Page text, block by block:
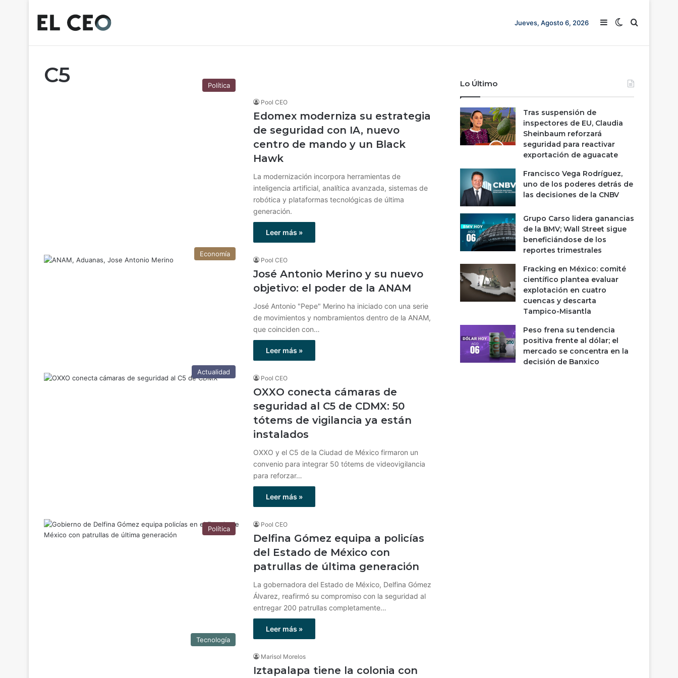
Jueves, Agosto 6, 2026 Barra lateral
Switch skin
Buscar
C5 Política
Pool CEO
Edomex moderniza su estrategia
de seguridad con IA, nuevo
centro de mando y un Black
Hawk
La modernización incorpora herramientas de
inteligencia artificial, analítica avanzada, sistemas de
robótica y plataformas tecnológicas de última
generación.
Leer más »
Economía
Pool CEO
​​José Antonio Merino y su nuevo
objetivo: el poder de la ANAM
José Antonio "Pepe" Merino ha iniciado con una serie
de movimientos y nombramientos dentro de la ANAM,
que coinciden con…
Leer más »
Actualidad
Pool CEO
OXXO conecta cámaras de
seguridad al C5 de CDMX: 50
tótems de vigilancia ya están
instalados
OXXO y el C5 de la Ciudad de México firmaron un
convenio para integrar 50 tótems de videovigilancia
para reforzar…
Leer más »
Política
Pool CEO
Delfina Gómez equipa a policías
del Estado de México con
patrullas de última generación
La gobernadora del Estado de México, Delfina Gómez
Álvarez, reafirmó su compromiso con la seguridad al
entregar 200 patrullas completamente…
Leer más »
Tecnología
Marisol Morelos
Iztapalapa tiene la colonia con
Lo Último
Tras suspensión de
inspectores de EU, Claudia
Sheinbaum reforzará
seguridad para reactivar
exportación de aguacate
Francisco Vega Rodríguez,
uno de los poderes detrás de
las decisiones de la CNBV
Grupo Carso lidera ganancias
de la BMV; Wall Street sigue
beneficiándose de los
reportes trimestrales
Fracking en México: comité
científico plantea evaluar
explotación en cuatro
cuencas y descarta
Tampico-Misantla
Peso frena su tendencia
positiva frente al dólar; el
mercado se concentra en la
decisión de Banxico